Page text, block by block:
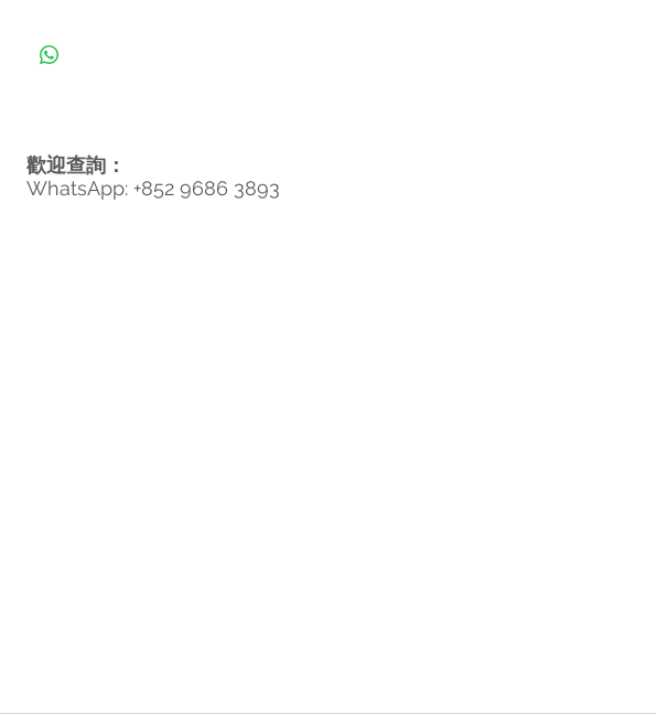
歡迎查詢：
WhatsApp: +852 9686 3893